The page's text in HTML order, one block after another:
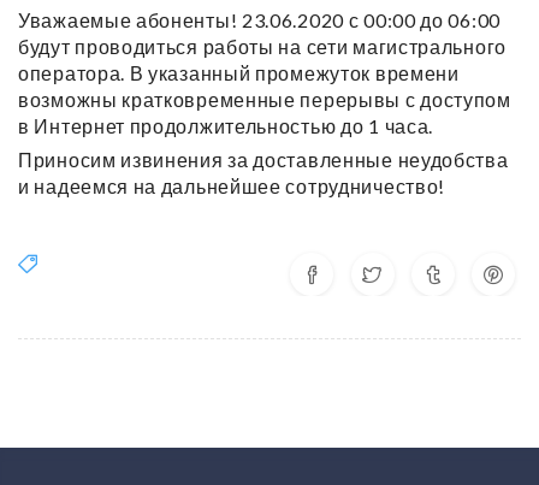
Уважаемые абоненты! 23.06.2020 с 00:00 до 06:00
будут проводиться работы на сети магистрального
оператора. В указанный промежуток времени
возможны кратковременные перерывы с доступом
в Интернет продолжительностью до 1 часа.
Приносим извинения за доставленные неудобства
и надеемся на дальнейшее сотрудничество!